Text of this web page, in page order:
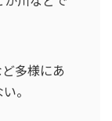
多様にあ
。